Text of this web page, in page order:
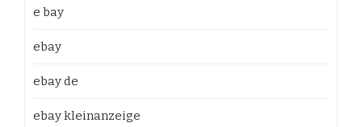
e bay
ebay
ebay de
ebay kleinanzeige